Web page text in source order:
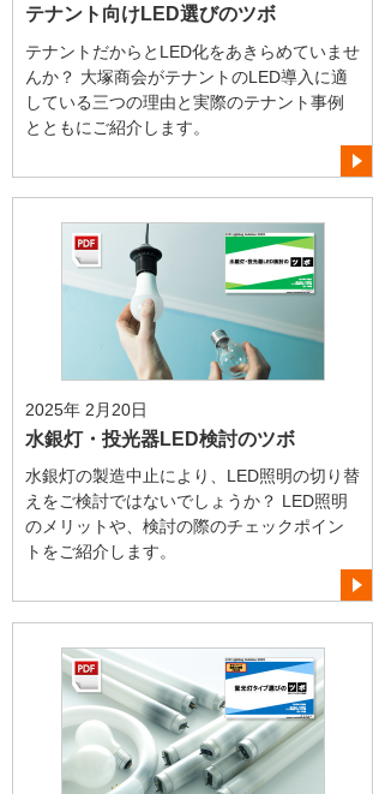
テナント向けLED選びのツボ
テナントだからとLED化をあきらめていませ
んか？ 大塚商会がテナントのLED導入に適
している三つの理由と実際のテナント事例
とともにご紹介します。
2025年 2月20日
水銀灯・投光器LED検討のツボ
水銀灯の製造中止により、LED照明の切り替
えをご検討ではないでしょうか？ LED照明
のメリットや、検討の際のチェックポイン
トをご紹介します。